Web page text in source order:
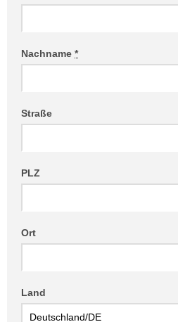
Nachname *
Straße
PLZ
Ort
Land